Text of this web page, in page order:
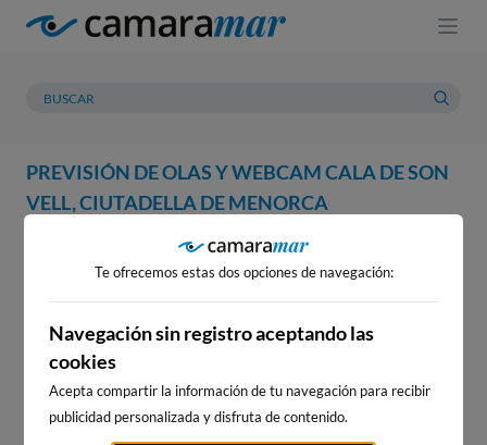
PREVISIÓN DE OLAS Y WEBCAM CALA DE SON
VELL, CIUTADELLA DE MENORCA
PREVISIÓN METEOROLOGÍA
WEBCAM CALA DE SON VELL,
CIUTADELLA DE MENORCA
WEBCAMS CERCANAS
Te ofrecemos estas dos opciones de navegación:
Navegación sin registro aceptando las
cookies
Acepta compartir la información de tu navegación para recibir
publicidad personalizada y disfruta de contenido.